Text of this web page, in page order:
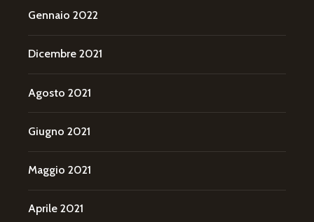
Gennaio 2022
Dicembre 2021
Agosto 2021
Giugno 2021
Maggio 2021
Aprile 2021